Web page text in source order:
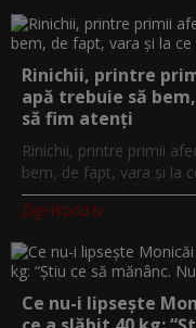
Rinichii, printre
apă trebuie să
să fim atenți
Rinichii, printre primii
bem, de fapt, vara și la
Digi-World.tv
Ce nu-i lipsește